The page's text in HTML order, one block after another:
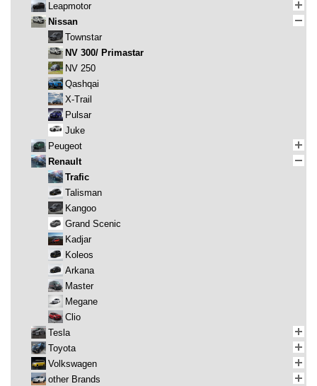
Leapmotor
Nissan
Townstar
NV 300/ Primastar
NV 250
Qashqai
X-Trail
Pulsar
Juke
Peugeot
Renault
Trafic
Talisman
Kangoo
Grand Scenic
Kadjar
Koleos
Arkana
Master
Megane
Clio
Tesla
Toyota
Volkswagen
other Brands